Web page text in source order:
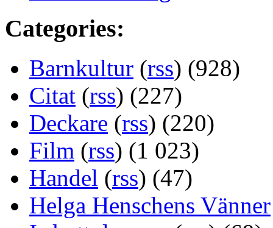
Categories:
Barnkultur (rss) (928)
Citat (rss) (227)
Deckare (rss) (220)
Film (rss) (1 023)
Handel (rss) (47)
Helga Henschens Vänner